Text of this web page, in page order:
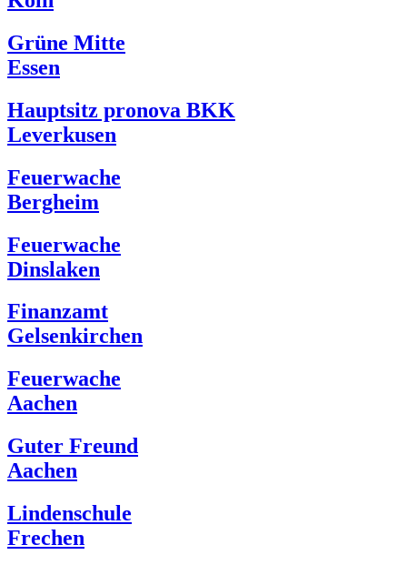
Grüne Mitte
Essen
Hauptsitz pronova BKK
Leverkusen
Feuerwache
Bergheim
Feuerwache
Dinslaken
Finanzamt
Gelsenkirchen
Feuerwache
Aachen
Guter Freund
Aachen
Lindenschule
Frechen